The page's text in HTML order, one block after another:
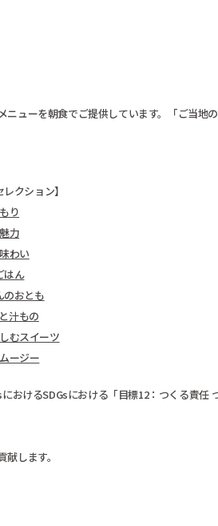
ューを朝食でご提供しています。「ご当地
クション】
り
力
わい
はん
のおとも
汁もの
むスイーツ
ージー
けるSDGsにおける「目標12：つくる責任
します。